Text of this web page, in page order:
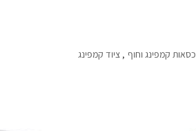
כסאות קמפינג וחוף , ציוד קמפינג